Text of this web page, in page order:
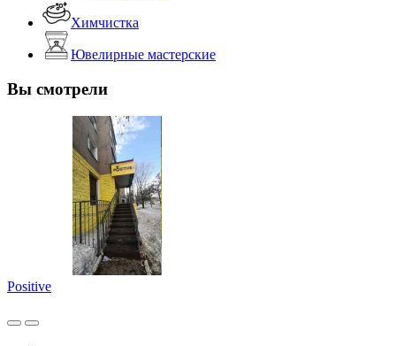
Химчистка
Ювелирные мастерские
Вы смотрели
Positive